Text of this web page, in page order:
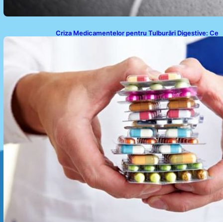
Criza Medicamentelor pentru Tulburări Digestive: Ce
Înseamnă Suspendarea Colebil și Panzcebil pentru